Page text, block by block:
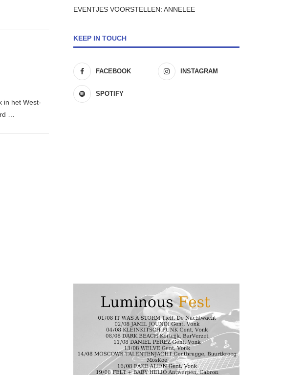
in het West-
…
EVENTJES VOORSTELLEN: ANNELEE
KEEP IN TOUCH
FACEBOOK INSTAGRAM
SPOTIFY